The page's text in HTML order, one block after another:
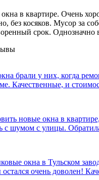
в квартире. Очень
без косяков. Мусор за
срок. Однозначно
брали у них, когда
Качественные, и
новые окна в
с шумом с улицы.
окна в Тульском
очень доволен!